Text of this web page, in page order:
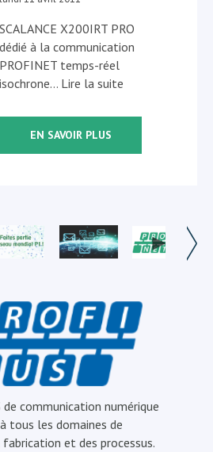
SCALANCE X200IRT PRO
dédié à la communication
PROFINET temps-réel
isochrone… Lire la suite
EN SAVOIR PLUS
de communication numérique
tous les domaines de
et des processus.